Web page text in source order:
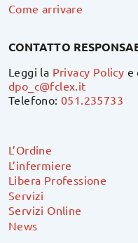
Come arrivare
CONTATTO
Leggi la Privacy Policy e
dpo_c@fclex.it
Telefono:051.235733
L’Ordine
L’infermiere
Libera Professione
Servizi
Servizi Online
News